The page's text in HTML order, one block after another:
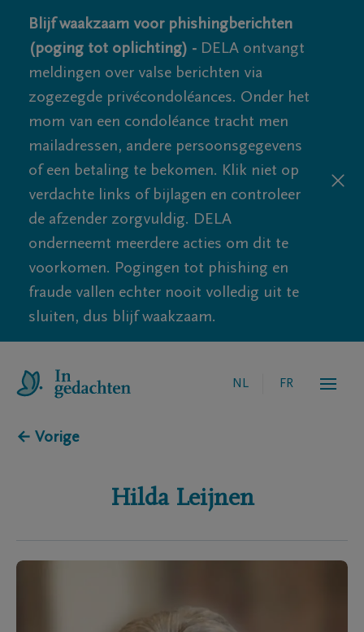
Blijf waakzaam voor phishingberichten
(poging tot oplichting) - DELA ontvangt
meldingen over valse berichten via
zogezegde privécondoléances. Onder het
mom van een condoléance tracht men
mailadressen, andere persoonsgegevens
of een betaling te bekomen. Klik niet op
verdachte links of bijlagen en controleer
de afzender zorgvuldig. DELA
onderneemt meerdere acties om dit te
voorkomen. Pogingen tot phishing en
fraude vallen echter nooit volledig uit te
sluiten, dus blijf waakzaam.
NL FR
← Vorige
Hilda Leijnen